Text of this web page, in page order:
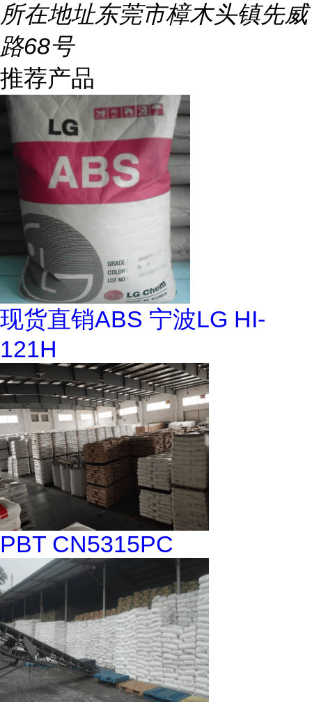
所在地址东莞市樟木头镇先威
路68号
推荐产品
现货直销ABS 宁波LG HI-
121H
PBT CN5315PC